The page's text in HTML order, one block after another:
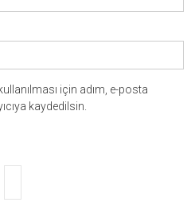
için adım, e-posta
kaydedilsin.